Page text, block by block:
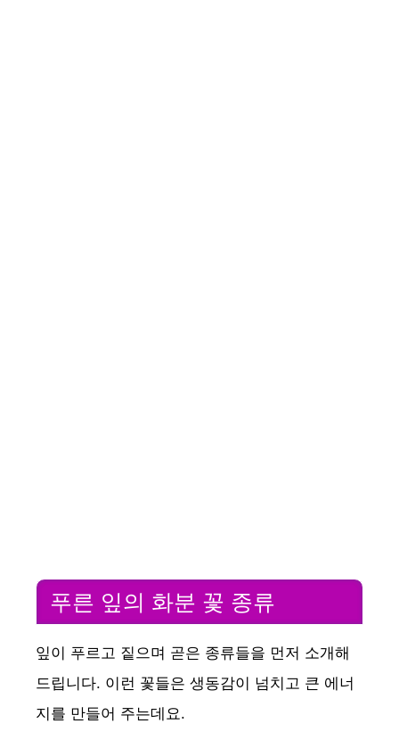
푸른 잎의 화분 꽃 종류
잎이 푸르고 짙으며 곧은 종류들을 먼저 소개해
드립니다. 이런 꽃들은 생동감이 넘치고 큰 에너
지를 만들어 주는데요.